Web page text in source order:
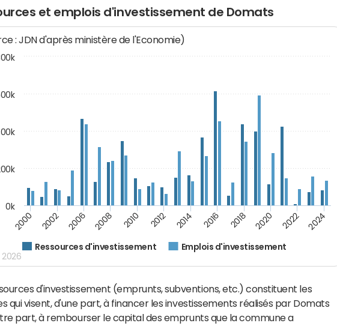
et emplois d'investissement de Domats
: JDN d'après ministère de l'Economie)
Ressources d'investissement Emplois d'investissement
2000 2002 2006 2008 2010 2012 2014 2016 2018 2020 2022 2024
0k
2026
d'investissement (emprunts, subventions, etc.) constituent les
qui visent, d'une part, à financer les investissements réalisés par Domats
part, à rembourser le capital des emprunts que la commune a